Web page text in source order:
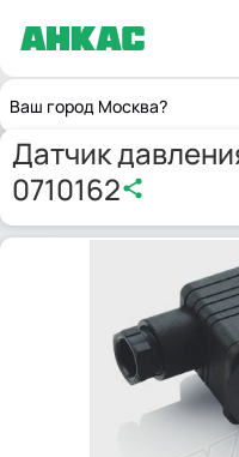
Ваш город Москва?
Главнаягорелок
Датчик
0710162